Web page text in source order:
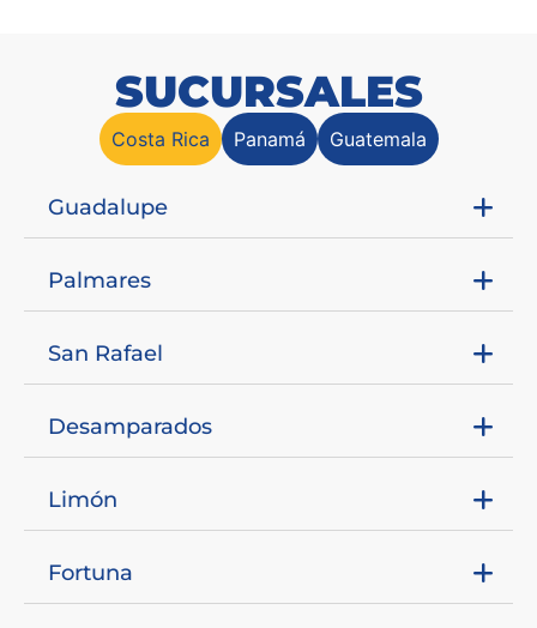
SUCURSALES
Costa Rica Panamá Guatemala
Guadalupe
Palmares
San Rafael
Desamparados
Limón
Fortuna